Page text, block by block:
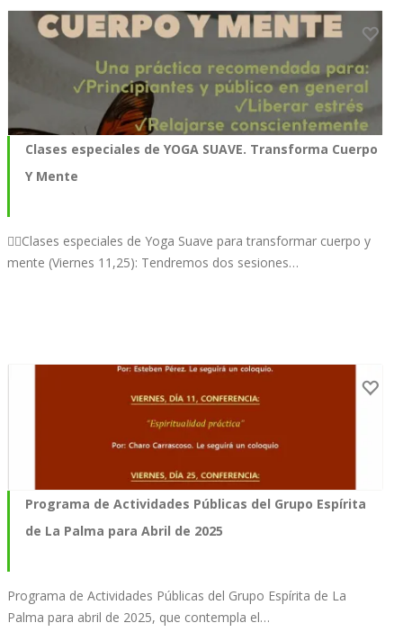
Clases especiales de YOGA SUAVE. Transforma Cuerpo
Y Mente
🧘‍♀️Clases especiales de Yoga Suave para transformar cuerpo y
mente (Viernes 11,25): Tendremos dos sesiones…
Programa de Actividades Públicas del Grupo Espírita
de La Palma para Abril de 2025
Programa de Actividades Públicas del Grupo Espírita de La
Palma para abril de 2025, que contempla el…